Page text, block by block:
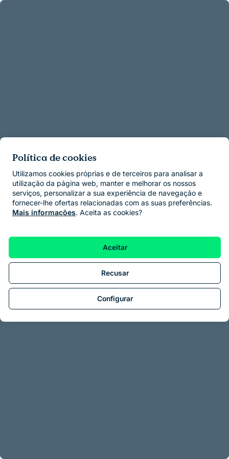
Política de cookies
Utilizamos cookies próprias e de terceiros para analisar a
utilização da página web, manter e melhorar os nossos
serviços, personalizar a sua experiência de navegação e
fornecer-lhe ofertas relacionadas com as suas preferências.
Mais informações. Aceita as cookies?
Configurar
Recusar
Aceitar